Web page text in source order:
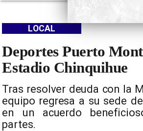
Deportes Puerto
Estadio Chinquihue
Tras resolver deuda con la
equipo regresa a su sede
en un acuerdo
partes.
LOCAL